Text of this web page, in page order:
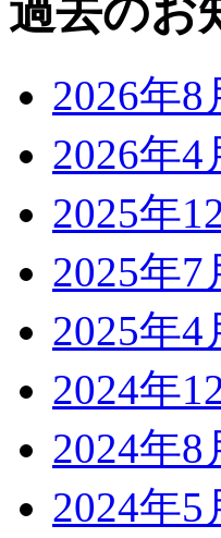
過去のお
2026年8
2026年4
2025年
2025年7
2025年4
2024年
2024年8
2024年5